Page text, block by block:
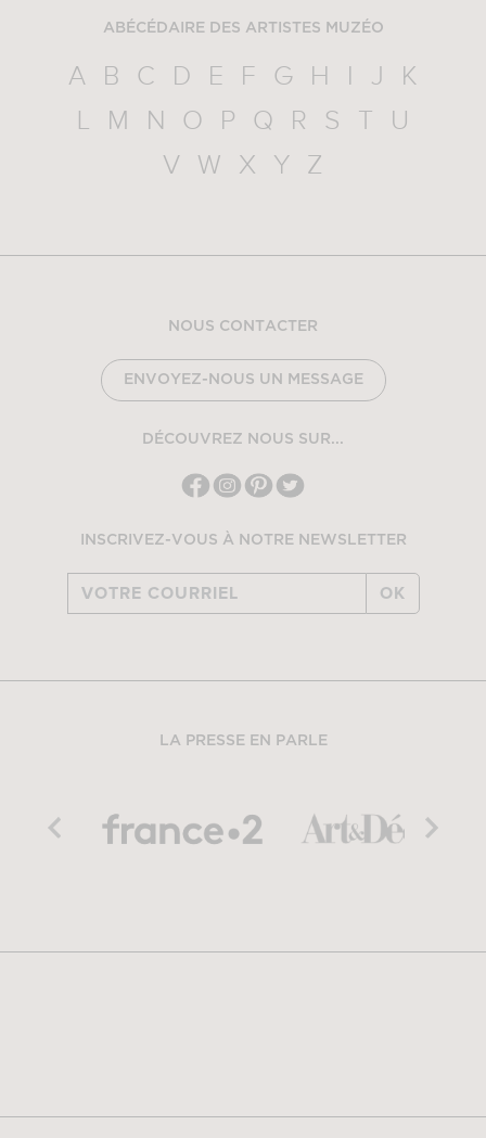
ABÉCÉDAIRE DES ARTISTES MUZÉO
A B C D E F G H I J
K
L
M N O P Q R S T
U
V
W X Y Z
NOUS CONTACTER
ENVOYEZ-NOUS UN MESSAGE
DÉCOUVREZ NOUS SUR...
INSCRIVEZ-VOUS À NOTRE NEWSLETTER
OK
LA PRESSE EN PARLE